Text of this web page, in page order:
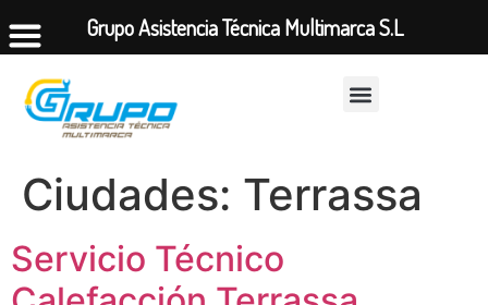
Ciudades: Terrassa
Servicio Técnico
Grupo Asistencia Técnica Multimarca S.L